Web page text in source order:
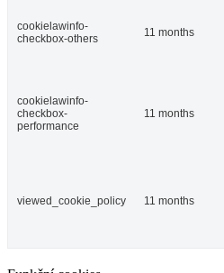
cookielawinfo-
checkbox-others
11 months
cookielawinfo-
checkbox-
performance
11 months
viewed_cookie_policy 11 months